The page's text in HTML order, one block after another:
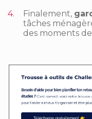
Finalement,
tâches
des moments